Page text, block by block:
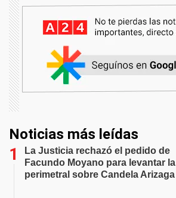
Noticias más leídas
La Justicia rechazó el pedido de
Facundo Moyano para levantar la
perimetral sobre Candela Arizaga